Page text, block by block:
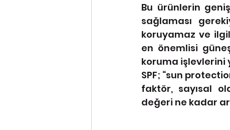
Bu ürünlerin
sağlaması
koruyamaz ve
en önemlisi
koruma işlevlerini
SPF; “sun
faktör, sayısal
değeri ne kadar